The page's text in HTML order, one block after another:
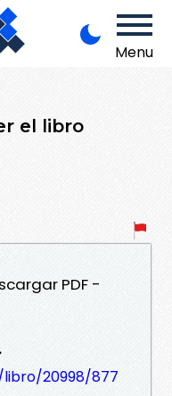
Menu
el libro
PDF -
20998/877